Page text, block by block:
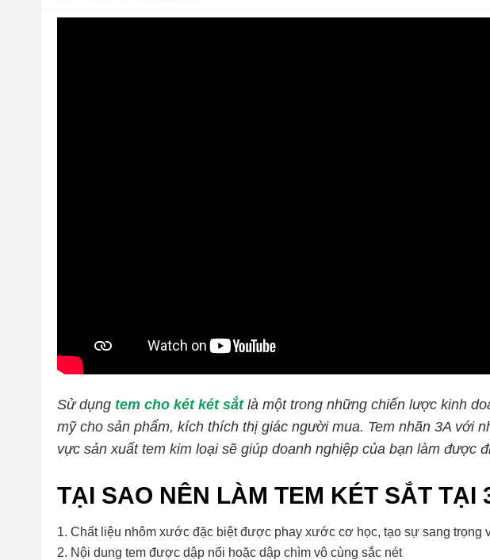
Sử dụng tem cho két két sắtlà một trong những chiến lược kinh
mỹ cho sản phẩm, kích thích thị giác người mua. Tem nhãn 3A với
vực sản xuất tem kim loại sẽ giúp doanh nghiệp của bạn làm được
TẠI SAO NÊN LÀM TEM KÉT SẮT TẠI
Chất liệu nhôm xước đặc biệt được phay xước cơ học, tạo sự sang trọng
Nội dung tem được dập nổi hoặc dập chìm vô cùng sắc nét